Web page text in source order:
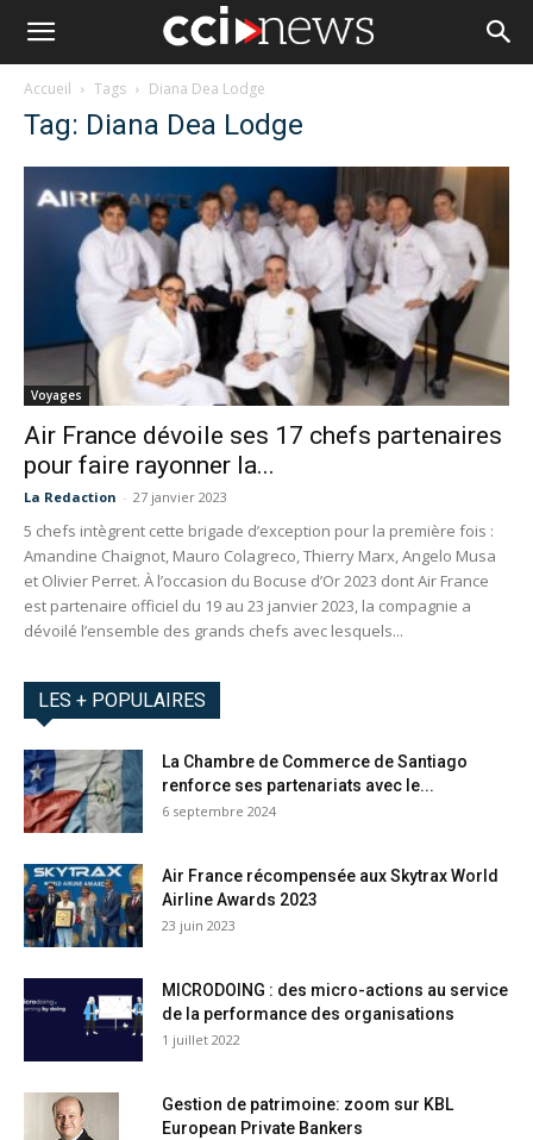
Accueil Tags Diana Dea Lodge
Tag: Diana Dea Lodge
Voyages
Air France dévoile ses 17 chefs partenaires
pour faire rayonner la...
La Redaction - 27 janvier 2023
5 chefs intègrent cette brigade d’exception pour la première fois :
Amandine Chaignot, Mauro Colagreco, Thierry Marx, Angelo Musa
et Olivier Perret. À l’occasion du Bocuse d’Or 2023 dont Air France
est partenaire officiel du 19 au 23 janvier 2023, la compagnie a
dévoilé l’ensemble des grands chefs avec lesquels...
LES + POPULAIRES
La Chambre de Commerce de Santiago
renforce ses partenariats avec le...
6 septembre 2024
Air France récompensée aux Skytrax World
Airline Awards 2023
23 juin 2023
MICRODOING : des micro-actions au service
de la performance des organisations
1 juillet 2022
Gestion de patrimoine: zoom sur KBL
European Private Bankers